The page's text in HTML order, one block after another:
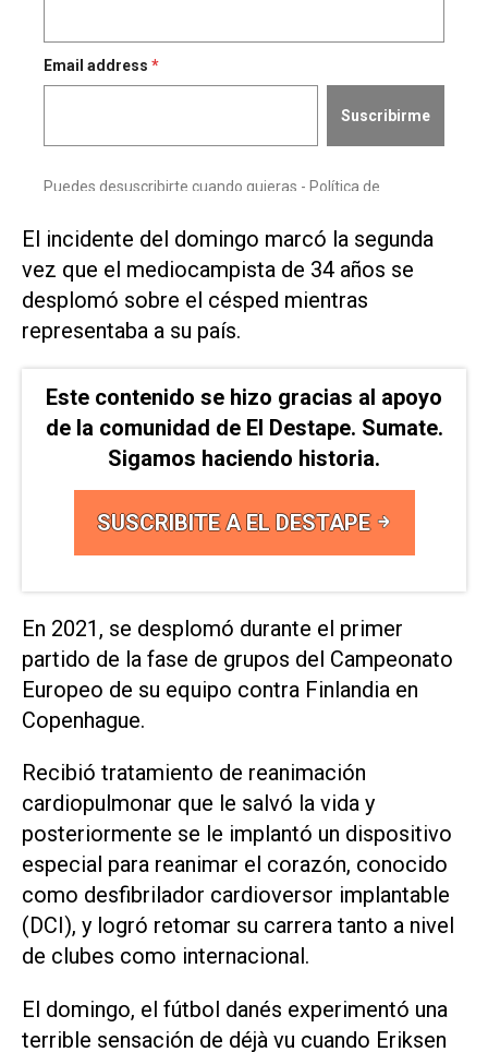
El incidente del domingo marcó la segunda
vez ​que el mediocampista ⁠de 34 años se
desplomó sobre el césped mientras
‌representaba a su país.
Este contenido se hizo gracias al apoyo
de la comunidad de El Destape. Sumate.
Sigamos haciendo historia.
SUSCRIBITE A EL DESTAPE
En 2021, se desplomó ⁠durante el primer
partido de la ⁠fase de grupos del Campeonato
Europeo de su equipo contra Finlandia en
Copenhague.
Recibió tratamiento de reanimación
cardiopulmonar que le salvó ⁠la vida y
posteriormente se le implantó un ​dispositivo
especial para reanimar el corazón, conocido
‌como desfibrilador cardioversor implantable
(DCI), y ‌logró retomar su carrera tanto a nivel
de clubes ⁠como internacional.
El domingo, el fútbol danés experimentó una
terrible sensación de déjà vu cuando Eriksen